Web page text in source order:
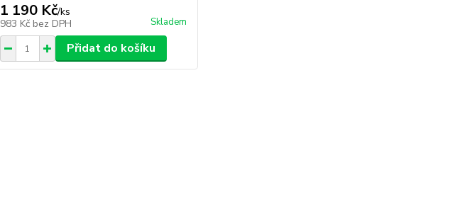
1 190 Kč/ks
983 Kč bez DPH Skladem
Přidat do košíku